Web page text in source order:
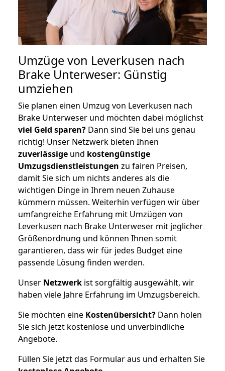
Umzüge von Leverkusen nach
Brake Unterweser: Günstig
umziehen
Sie planen einen Umzug von Leverkusen nach
Brake Unterweser und möchten dabei möglichst
viel Geld sparen? Dann sind Sie bei uns genau
richtig! Unser Netzwerk bieten Ihnen
zuverlässige und kostengünstige
Umzugsdienstleistungen zu fairen Preisen,
damit Sie sich um nichts anderes als die
wichtigen Dinge in Ihrem neuen Zuhause
kümmern müssen. Weiterhin verfügen wir über
umfangreiche Erfahrung mit Umzügen von
Leverkusen nach Brake Unterweser mit jeglicher
Größenordnung und können Ihnen somit
garantieren, dass wir für jedes Budget eine
passende Lösung finden werden.
Unser Netzwerk ist sorgfältig ausgewählt, wir
haben viele Jahre Erfahrung im Umzugsbereich.
Sie möchten eine Kostenübersicht? Dann holen
Sie sich jetzt kostenlose und unverbindliche
Angebote.
Füllen Sie jetzt das Formular aus und erhalten Sie